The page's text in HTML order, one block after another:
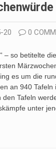
20 0
– so betitelte
es um die
an 940 Tafeln
Tafeln
unter